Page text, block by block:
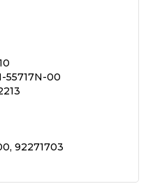
55717N-00
92271703